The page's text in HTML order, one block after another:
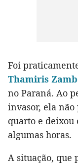
Foi
Thamiris
no Paraná. Ao
invasor, ela não
quarto e deixou
algumas horas.
A situação, que